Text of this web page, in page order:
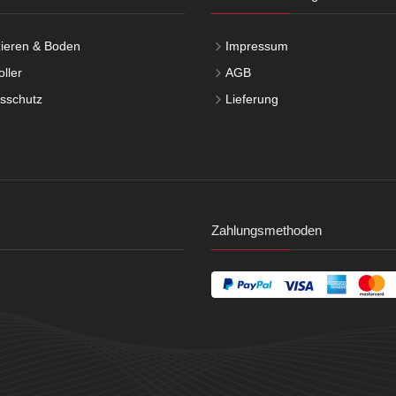
& Boden
Impressum
AGB
Lieferung
Zahlungsmethoden